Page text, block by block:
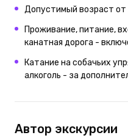
Допустимый возраст от
Проживание, питание,
канатная дорога -
Катание на собачьих
алкоголь - за
Автор экскурсии